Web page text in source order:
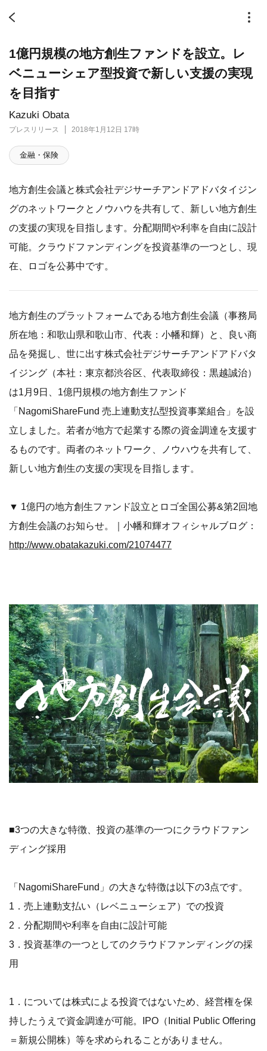
Kazuki Obata
プレスリリース 2018年1月12日 17時
1億円規模の地方創生ファンドを設立。レ
ベニューシェア型投資で新しい支援の実現
を目指す
金融・保険
地方創生会議と株式会社デジサーチアンドアドバタイジン
グのネットワークとノウハウを共有して、新しい地方創生
の支援の実現を目指します。分配期間や利率を自由に設計
可能。クラウドファンディングを投資基準の一つとし、現
在、ロゴを公募中です。
地方創生のプラットフォームである地方創生会議（事務局
所在地：和歌山県和歌山市、代表：小幡和輝）と、良い商
品を発掘し、世に出す株式会社デジサーチアンドアドバタ
イジング（本社：東京都渋谷区、代表取締役：黒越誠治）
は1月9日、1億円規模の地方創生ファンド
「NagomiShareFund 売上連動支払型投資事業組合」を設
立しました。若者が地方で起業する際の資金調達を支援す
るものです。両者のネットワーク、ノウハウを共有して、
新しい地方創生の支援の実現を目指します。
▼ 1億円の地方創生ファンド設立とロゴ全国公募&第2回地
方創生会議のお知らせ。｜小幡和輝オフィシャルブログ：
http://www.obatakazuki.com/21074477
■3つの大きな特徴、投資の基準の一つにクラウドファン
ディング採用
「NagomiShareFund」の大きな特徴は以下の3点です。
1．売上連動支払い（レベニューシェア）での投資
2．分配期間や利率を自由に設計可能
3．投資基準の一つとしてのクラウドファンディングの採
用
1．については株式による投資ではないため、経営権を保
持したうえで資金調達が可能。IPO（Initial Public Offering
＝新規公開株）等を求められることがありません。